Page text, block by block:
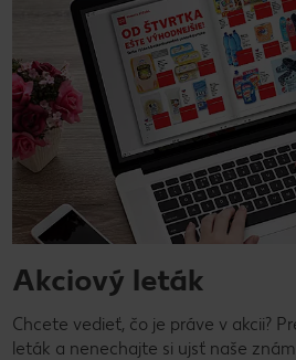
Akciový leták
Chcete vedieť, čo je práve v akcii?
leták a nenechajte si ujsť naše